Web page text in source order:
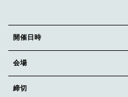
開催日時
会場
締切